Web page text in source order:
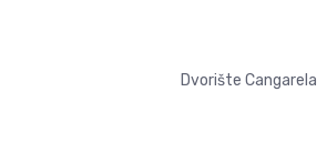
Dvorište Cangarela